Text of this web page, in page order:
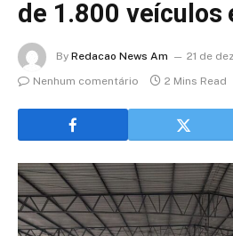
de 1.800 veículos
By Redacao News Am
21 de
Nenhum comentário
2 Mins Read